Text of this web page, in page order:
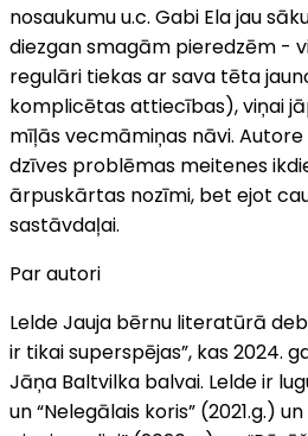
nosaukumu u.c. Gabi Ela jau
diezgan smagām pieredzēm -
regulāri tiekas ar sava tēta
komplicētas attiecības), viņai
mīļās vecmāmiņas nāvi.
dzīves problēmas meitenes
ārpuskārtas nozīmi, bet ejot
sastāvdaļai.
Par autori
Lelde Jauja bērnu literatūrā
ir tikai superspējas”, kas 2024.
Jāņa Baltvilka balvai. Lelde ir
un “Nelegālais koris” (2021.g.)